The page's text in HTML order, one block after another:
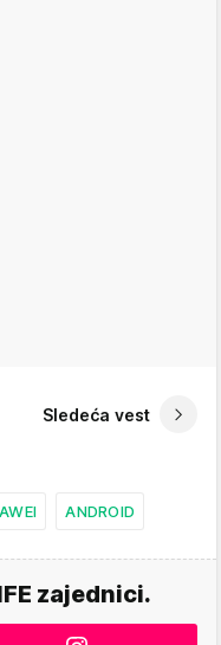
Sledeća vest
ANDROID
zajednici.